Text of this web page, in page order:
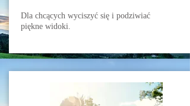
Dla chcących wyciszyć się i podziwiać
piękne widoki.